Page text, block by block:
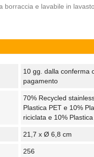
borraccia e lavabile in
10 gg. dalla conferma
pagamento
70% Recycled
Plastica PET e 10%
riciclata e 10%
21,7 x Ø 6,8 cm
256